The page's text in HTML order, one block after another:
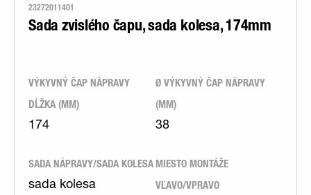
23272011401
Sada zvislého čapu, sada kolesa, 174mm
VÝKYVNÝ ČAP NÁPRAVY
DĹŽKA (MM)
174
Ø VÝKYVNÝ ČAP NÁPRAVY
(MM)
38
SADA NÁPRAVY/SADA KOLESA
sada kolesa
MIESTO MONTÁŽE
VĽAVO/VPRAVO